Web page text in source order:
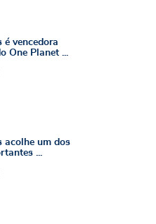
do One
é vencedora
One Planet ...
mais importantes
acolhe um dos
...